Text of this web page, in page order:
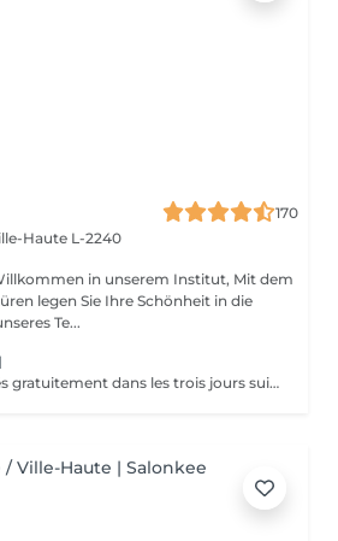
170
Haute L-2240
legen Sie Ihre Schönheit in die
Te...
Les ongles sont réparés gratuitement dans les trois jours suivant le service ! A partir du quatrième jour la prestation est payante.